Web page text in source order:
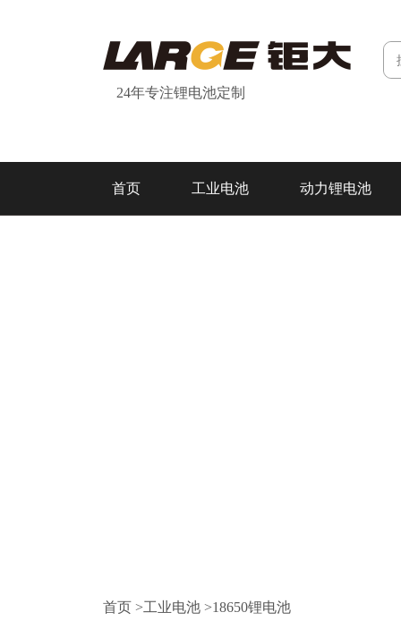
24年专注锂电池定制
首页 工业电池 动力锂电池
首页 >工业电池 >18650锂电池